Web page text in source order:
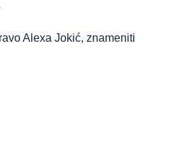
Alexa Jokić, znameniti